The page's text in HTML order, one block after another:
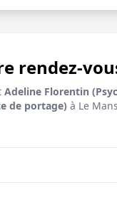
rendez-
Adeline Florentin
de portage) à Le Mans